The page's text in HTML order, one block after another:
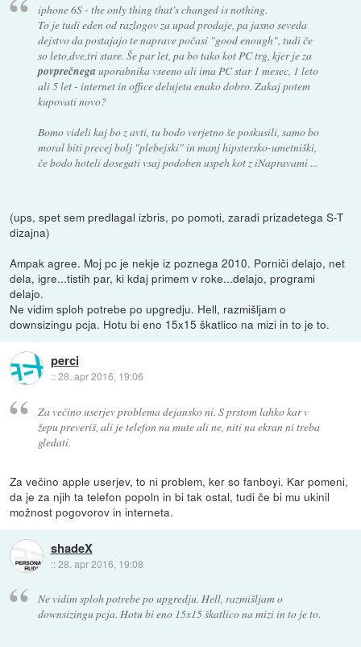
iphone 6S - the only thing that's changed is nothing.
To je tudi eden od razlogov za upad prodaje, pa jasno seveda
dejstvo da postajajo te naprave počasi "good enough", tudi če
so leto,dve,tri stare. Še par let, pa bo tako kot PC trg, kjer je za
povprečnega uporabnika vseeno ali ima PC star 1 mesec, 1 leto
ali 5 let - internet in office delujeta enako dobro. Zakaj potem
kupovati novo?
Bomo videli kaj bo z avti, tu bodo verjetno še poskusili, samo bo
moral biti precej bolj "plebejski" in manj hipstersko-umetniški,
če bodo hoteli dosegati vsaj podoben uspeh kot z iNapravami ...
(ups, spet sem predlagal izbris, po pomoti, zaradi prizadetega S-T
dizajna)
Ampak agree. Moj pc je nekje iz poznega 2010. Porniči delajo, net
dela, igre...tistih par, ki kdaj primem v roke...delajo, programi
delajo.
Ne vidim sploh potrebe po upgredju. Hell, razmišljam o
downsizingu pcja. Hotu bi eno 15x15 škatlico na mizi in to je to.
perci
::28. apr 2016, 19:06
Za večino userjev problema dejansko ni. S prstom lahko kar v
žepu preveriš, ali je telefon na mute ali ne, niti na ekran ni treba
gledati.
Za večino apple userjev, to ni problem, ker so fanboyi. Kar pomeni,
da je za njih ta telefon popoln in bi tak ostal, tudi če bi mu ukinil
možnost pogovorov in interneta.
shadeX
::28. apr 2016, 19:08
Ne vidim sploh potrebe po upgredju. Hell, razmišljam o
downsizingu pcja. Hotu bi eno 15x15 škatlico na mizi in to je to.